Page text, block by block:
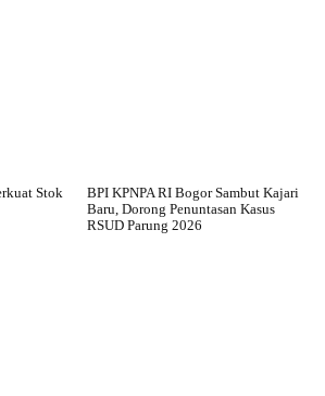
Stok
BPI KPNPA RI Bogor Sambut Kajari
Baru, Dorong Penuntasan Kasus
RSUD Parung 2026